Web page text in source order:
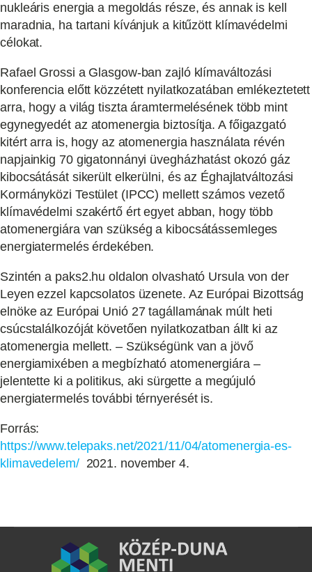
nukleáris energia a megoldás része, és annak is kell
maradnia, ha tartani kívánjuk a kitűzött klímavédelmi
célokat.
Rafael Grossi a Glasgow-ban zajló klímaváltozási
konferencia előtt közzétett nyilatkozatában emlékeztetett
arra, hogy a világ tiszta áramtermelésének több mint
egynegyedét az atomenergia biztosítja. A főigazgató
kitért arra is, hogy az atomenergia használata révén
napjainkig 70 gigatonnányi üvegházhatást okozó gáz
kibocsátását sikerült elkerülni, és az Éghajlatváltozási
Kormányközi Testület (IPCC) mellett számos vezető
klímavédelmi szakértő ért egyet abban, hogy több
atomenergiára van szükség a kibocsátássemleges
energiatermelés érdekében.
Szintén a paks2.hu oldalon olvasható Ursula von der
Leyen ezzel kapcsolatos üzenete. Az Európai Bizottság
elnöke az Európai Unió 27 tagállamának múlt heti
csúcstalálkozóját követően nyilatkozatban állt ki az
atomenergia mellett. – Szükségünk van a jövő
energiamixében a megbízható atomenergiára –
jelentette ki a politikus, aki sürgette a megújuló
energiatermelés további térnyerését is.
Forrás:
https://www.telepaks.net/2021/11/04/atomenergia-es-
klimavedelem/2021. november 4.